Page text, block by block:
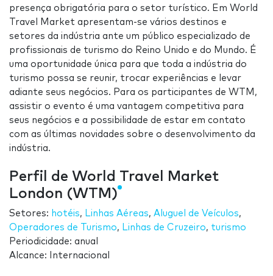
presença obrigatória para o setor turístico. Em World
Travel Market apresentam-se vários destinos e
setores da indústria ante um público especializado de
profissionais de turismo do Reino Unido e do Mundo. É
uma oportunidade única para que toda a indústria do
turismo possa se reunir, trocar experiências e levar
adiante seus negócios. Para os participantes de WTM,
assistir o evento é uma vantagem competitiva para
seus negócios e a possibilidade de estar em contato
com as últimas novidades sobre o desenvolvimento da
indústria.
Perfil de World Travel Market
London (WTM)
Setores: hotéis, Linhas Aéreas, Aluguel de Veículos,
Operadores de Turismo, Linhas de Cruzeiro, turismo
Periodicidade: anual
Alcance: Internacional